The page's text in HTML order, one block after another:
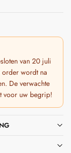
van 20 juli
order wordt na
De verwachte
voor uw begrip!